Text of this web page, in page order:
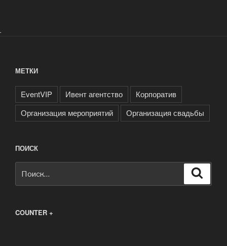
.
МЕТКИ
EventVIP Ивент агентство
Корпоратив
Организация мероприятий
Организация свадьбы
ПОИСК
COUNTER +